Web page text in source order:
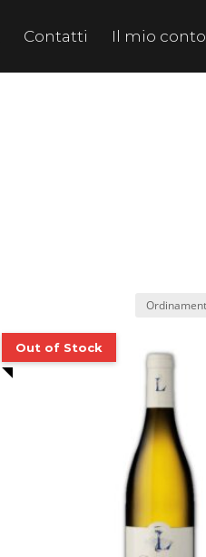
Contatti Il mio conto